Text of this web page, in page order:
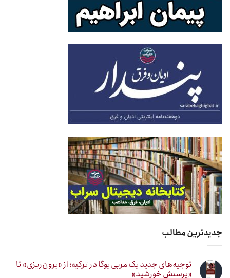
جدیدترین مطالب
توجیه‌های جدید یک مربی یوگا در ترکیه؛ از «برون‌ریزی» تا
«پرستش خورشید»